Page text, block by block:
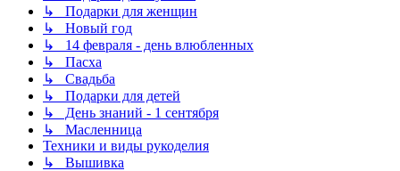
↳ Подарки для женщин
↳ Новый год
↳ 14 февраля - день влюбленных
↳ Пасха
↳ Свадьба
↳ Подарки для детей
↳ День знаний - 1 сентября
↳ Масленница
Техники и виды рукоделия
↳ Вышивка